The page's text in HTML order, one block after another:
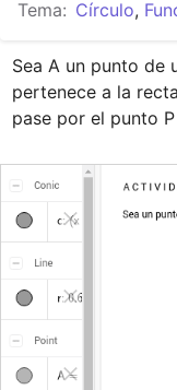
Tema: Círculo,
Sea A un punto de
pertenece a la
pase por el punto